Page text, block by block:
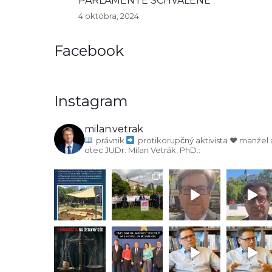
4 októbra, 2024
Facebook
Instagram
milan.vetrak
právnik protikorupčný aktivista ♥️ manžel
otec JUDr. Milan Vetrák, PhD.: